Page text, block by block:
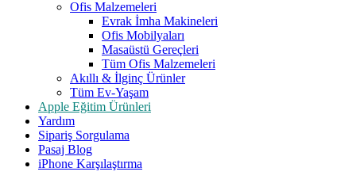
Ofis Malzemeleri
Evrak İmha Makineleri
Ofis Mobilyaları
Masaüstü Gereçleri
Tüm Ofis Malzemeleri
Akıllı & İlginç Ürünler
Tüm Ev-Yaşam
Apple Eğitim Ürünleri
Yardım
Sipariş Sorgulama
Pasaj Blog
iPhone Karşılaştırma